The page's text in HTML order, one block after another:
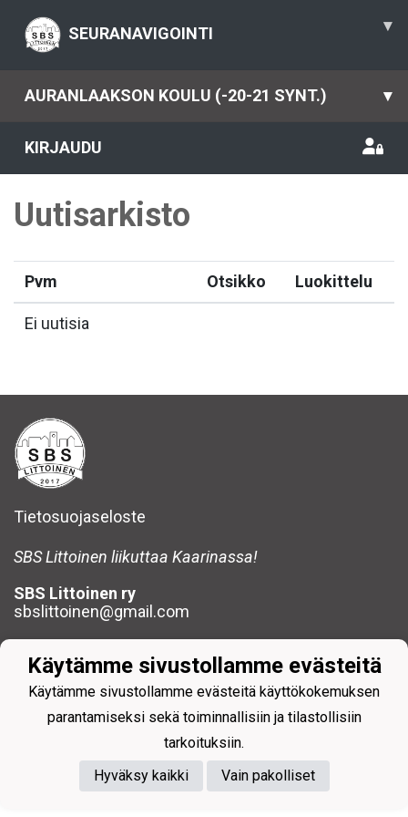
SEURANAVIGOINTI ▾
AURANLAAKSON KOULU (-20-21 SYNT.) ▾
KIRJAUDU
Uutisarkisto
Pvm Otsikko Luokittelu
Ei uutisia
Tietosuojaseloste
SBS Littoinen liikuttaa Kaarinassa!
SBS Littoinen ry
sbslittoinen@gmail.com
Käytämme sivustollamme evästeitä
Käytämme sivustollamme evästeitä käyttökokemuksen
parantamiseksi sekä toiminnallisiin ja tilastollisiin
tarkoituksiin.
Hyväksy kaikki
Vain pakolliset